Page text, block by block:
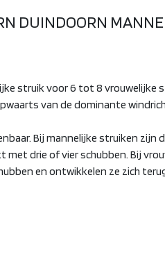
DUINDOORN
struik voor 6 tot 8 vrouwelijke
van de dominante
Bij mannelijke struiken zijn
drie of vier schubben. Bij
en ontwikkelen ze zich